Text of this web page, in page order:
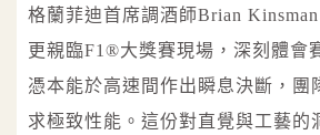
格蘭菲迪首席調酒師Brian Kinsman
更親臨F1®大獎賽現場，深刻體
憑本能於高速間作出瞬息決斷，團
求極致性能。這份對直覺與工藝的